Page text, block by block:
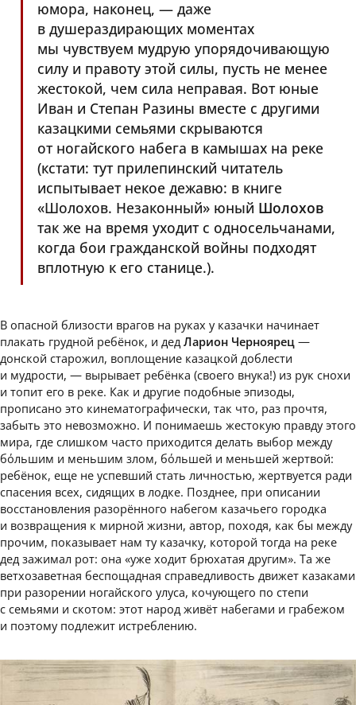
юмора, наконец, — даже
в душераздирающих моментах
мы чувствуем мудрую упорядочивающую
силу и правоту этой силы, пусть не менее
жестокой, чем сила неправая. Вот юные
Иван и Степан Разины вместе с другими
казацкими семьями скрываются
от ногайского набега в камышах на реке
(кстати: тут прилепинский читатель
испытывает некое дежавю: в книге
«Шолохов. Незаконный» юный Шолохов
так же на время уходит с односельчанами,
когда бои гражданской войны подходят
вплотную к его станице.).
В опасной близости врагов на руках у казачки начинает
плакать грудной ребёнок, и дед Ларион Черноярец —
донской старожил, воплощение казацкой доблести
и мудрости, — вырывает ребёнка (своего внука!) из рук снохи
и топит его в реке. Как и другие подобные эпизоды,
прописано это кинематографически, так что, раз прочтя,
забыть это невозможно. И понимаешь жестокую правду этого
мира, где слишком часто приходится делать выбор между
бόльшим и меньшим злом, бόльшей и меньшей жертвой:
ребёнок, еще не успевший стать личностью, жертвуется ради
спасения всех, сидящих в лодке. Позднее, при описании
восстановления разорённого набегом казачьего городка
и возвращения к мирной жизни, автор, походя, как бы между
прочим, показывает нам ту казачку, которой тогда на реке
дед зажимал рот: она «уже ходит брюхатая другим». Та же
ветхозаветная беспощадная справедливость движет казаками
при разорении ногайского улуса, кочующего по степи
с семьями и скотом: этот народ живёт набегами и грабежом
и поэтому подлежит истреблению.